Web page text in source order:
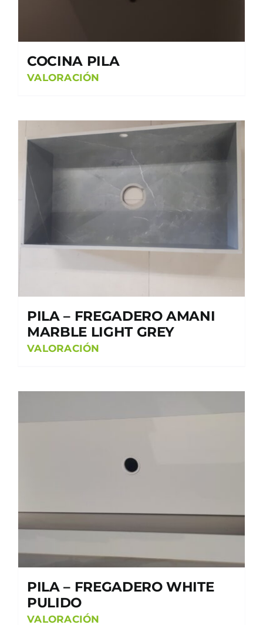
COCINA PILA
VALORACIÓN
PILA – FREGADERO AMANI
MARBLE LIGHT GREY
VALORACIÓN
PILA – FREGADERO WHITE
PULIDO
VALORACIÓN